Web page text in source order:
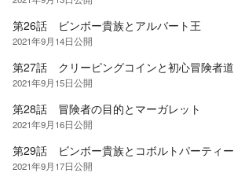
第26話 ビンボー貴族とアルバート王
2021年9月14日公開
第27話 クリーピングコインと初心冒険者道
2021年9月15日公開
第28話 冒険者の目的とマーガレット
2021年9月16日公開
第29話 ビンボー貴族とコボルトパーティー
2021年9月17日公開